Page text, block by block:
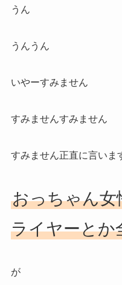
うん
うんうん
いやーすみません
すみませんすみません
すみません正直に言いま
おっちゃん
ライヤーとか
が